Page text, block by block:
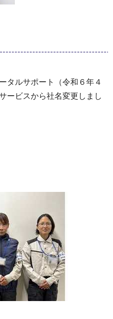
タルサポート（令和６年４
ービスから社名変更しまし